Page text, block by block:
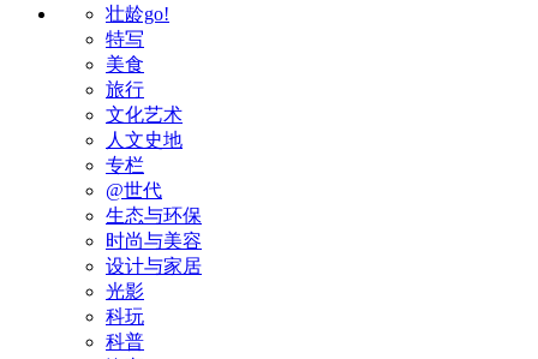
壮龄go!
特写
美食
旅行
文化艺术
人文史地
专栏
@世代
生态与环保
时尚与美容
设计与家居
光影
科玩
科普